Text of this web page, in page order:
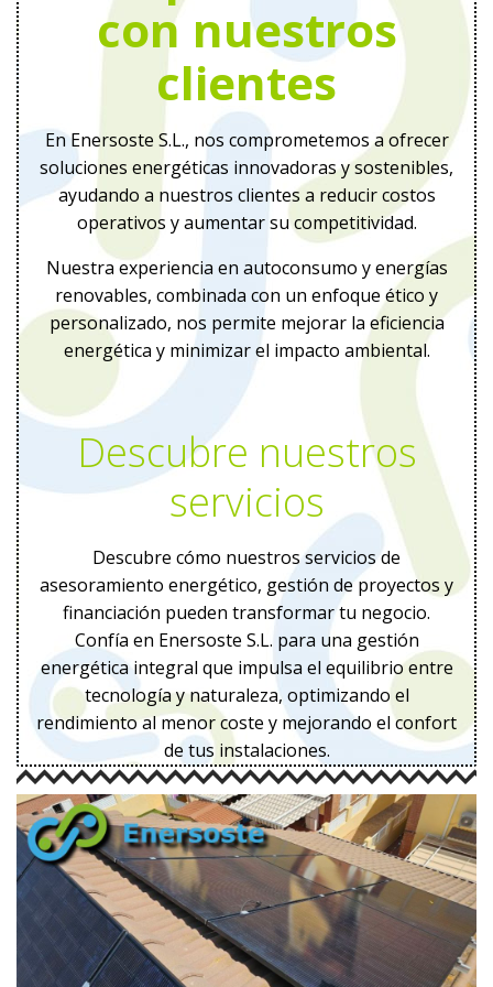
con nuestros
clientes
En Enersoste S.L., nos comprometemos a ofrecer
soluciones energéticas innovadoras y sostenibles,
ayudando a nuestros clientes a reducir costos
operativos y aumentar su competitividad.
Nuestra experiencia en autoconsumo y energías
renovables, combinada con un enfoque ético y
personalizado, nos permite mejorar la eficiencia
energética y minimizar el impacto ambiental.
Descubre nuestros
servicios
Descubre cómo nuestros servicios de
asesoramiento energético, gestión de proyectos y
financiación pueden transformar tu negocio.
Confía en Enersoste S.L. para una gestión
energética integral que impulsa el equilibrio entre
tecnología y naturaleza, optimizando el
rendimiento al menor coste y mejorando el confort
de tus instalaciones.